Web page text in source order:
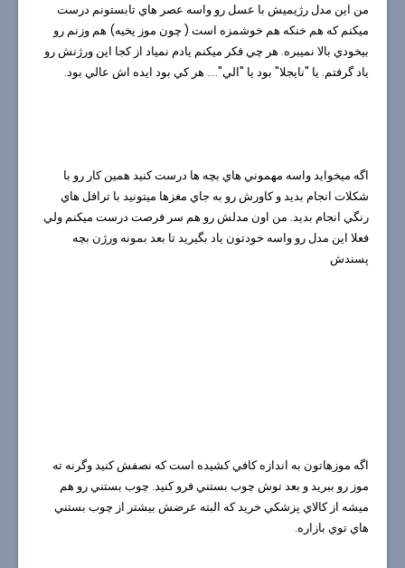
من اين مدل رژيميش با عسل رو واسه عصر هاي تابستونم درست
ميكنم كه هم خنكه هم خوشمزه است ( چون موز يخيه) هم وزنم رو
بيخودي بالا نميبره. هر چي فكر ميكنم يادم نمياد از كجا اين ورژنش رو
ياد گرفتم. يا "نايجلا" بود يا "الي".... هر كي بود ايده اش عالي بود.
اگه ميخوايد واسه مهموني هاي بچه ها درست كنيد همين كار رو با
شكلات انجام بديد و كاورش رو به جاي مغزها ميتونيد با ترافل هاي
رنگي انجام بديد. من اون مدلش رو هم سر فرصت درست ميكنم ولي
فعلا اين مدل رو واسه خودتون ياد بگيريد تا بعد بمونه ورژن بچه
پسندش
اگه موزهاتون به اندازه كافي كشيده است كه نصفش كنيد وگرنه ته
موز رو ببريد و بعد توش چوب بستني فرو كنيد. چوب بستني رو هم
ميشه از كالاي پزشكي خريد كه البته عرضش بيشتر از چوب بستني
هاي توي بازاره.